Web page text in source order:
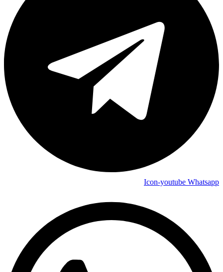
Icon-youtube Whatsapp